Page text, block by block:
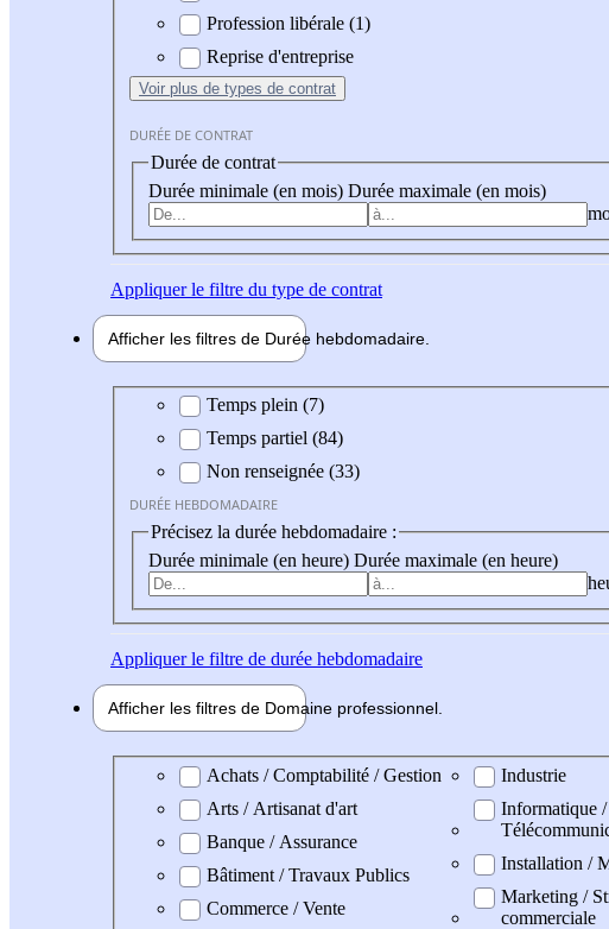
Profession libérale (1)
Reprise d'entreprise
Voir plus de types de contrat
DURÉE DE CONTRAT
Durée de contrat
Durée minimale (en mois) Durée maximale (en mois)
Appliquerle filtre du type de contrat
Afficher les filtres de Durée hebdomadaire
Durée hebdomadaire
Temps plein (7)
Temps partiel (84)
Non renseignée (33)
DURÉE HEBDOMADAIRE
Précisez la durée hebdomadaire :
Durée minimale (en heure) Durée maximale (en heure)
Appliquerle filtre de durée hebdomadaire
Afficher les filtres de Domaine professionnel
Domaine professionel
Achats / Comptabilité / Gestion
Arts / Artisanat d'art
Banque / Assurance
Bâtiment / Travaux Publics
Commerce / Vente
Industrie
Informatique /
Installation /
Marketing /
commerciale